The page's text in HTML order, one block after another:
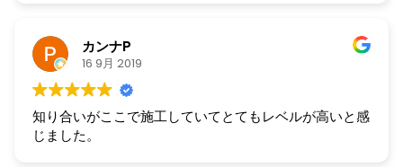
がとうございました。またぜひお願いしたいと思いま
す。
カンナP
16 9月 2019
知り合いがここで施工していてとてもレベルが高いと感
じました。